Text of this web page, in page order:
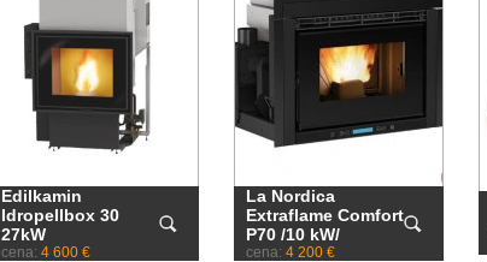
Edilkamin
Idropellbox 30
27kW
cena: 4 600 €
La Nordica
Extraflame Comfort
P70 /10 kW/
cena: 4 200 €